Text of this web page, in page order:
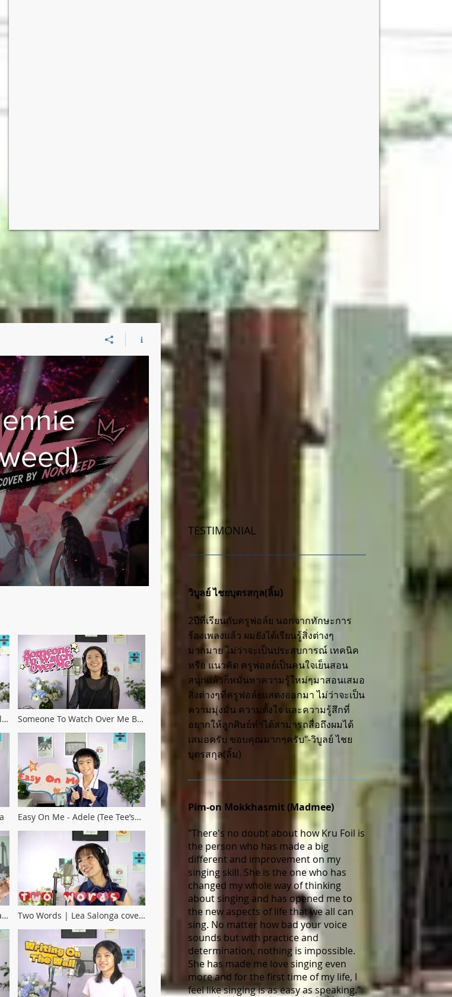
Someone To Watch Over Me By
Easy On Me - Adele (Tee Tee’s
Two Words | Lea Salonga cover
TESTIMONIAL
วิบูลย์ ไชยบุตรสกุล(ลิ้ม)
2ปีที่เรียนกับครูฟอล์ย นอกจากทักษะการ
ร้องเพลงแล้ว ผมยังได้เรียนรู้สิ่งต่างๆ
มากมาย ไม่ว่าจะเป็นประสบการณ์ เทคนิค
หรือ แนวคิด ครูฟอลย์เป็นคนใจเย็นสอน
สนุกแล้วก็หมั่นหาความรู้ใหม่ๆมาสอนเสมอ
สิ่งต่างๆที่ครูฟอล์ยแสดงออกมา ไม่ว่าจะเป็น
ความมุ่งมั่น ความตั้งใจ และความรู้สึกที่
อยากให้ลูกศิษย์ทำได้สามารถสื่อถึงผมได้
เสมอครับ ขอบคุณมากๆครับ"-วิบูลย์ ไชย
บุตรสกุล(ลิ้ม)
Pim-on Mokkhasmit (Madmee)
"There's no doubt about how Kru Foil is
the person who has made a big
different and improvement on my
singing skill. She is the one who has
changed my whole way of thinking
about singing and has opened me to
the new aspects of life that we all can
sing. No matter how bad your voice
sounds but with practice and
determination, nothing is impossible.
She has made me love singing even
more and for the first time of my life, I
feel like singing is as easy as speaking."